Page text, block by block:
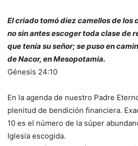
El criado tomó diez camellos de los
no sin antes escoger toda clase de
que tenía su señor; se puso en
de Nacor, en Mesopotamia.
Génesis 24:10
En la agenda de nuestro Padre
plenitud de bendición financiera.
10 es el número de la súper
Iglesia escogida.